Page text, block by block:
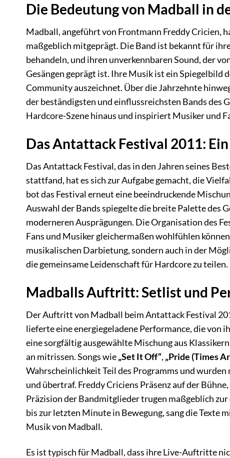
Die Bedeutung von Madball in
Madball, angeführt von Frontmann Freddy Cricien,
maßgeblich mitgeprägt. Die Band ist bekannt für
behandeln, und ihren unverkennbaren Sound, der
Gesängen geprägt ist. Ihre Musik ist ein Spiegelbild
Community auszeichnet. Über die Jahrzehnte
der beständigsten und einflussreichsten Bands des
Hardcore-Szene hinaus und inspiriert Musiker und
Das Antattack Festival 2011:
Das Antattack Festival, das in den Jahren seines
stattfand, hat es sich zur Aufgabe gemacht, die
bot das Festival erneut eine beeindruckende
Auswahl der Bands spiegelte die breite Palette des
moderneren Ausprägungen. Die Organisation des
Fans und Musiker gleichermaßen wohlfühlen
musikalischen Darbietung, sondern auch in der
die gemeinsame Leidenschaft für Hardcore zu teilen.
Madballs Auftritt: Setlist und
Der Auftritt von Madball beim Antattack Festival
lieferte eine energiegeladene Performance, die von
eine sorgfältig ausgewählte Mischung aus
an mitrissen. Songs wie„Set It Off“, „Pride (Times
Wahrscheinlichkeit Teil des Programms und
und übertraf. Freddy Criciens Präsenz auf der
Präzision der Bandmitglieder trugen maßgeblich
bis zur letzten Minute in Bewegung, sang die Texte
Musik von Madball.
Es ist typisch für Madball, dass ihre Live-Auftritte